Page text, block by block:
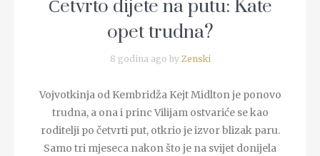
Četvrto dijete na putu: Kate
opet trudna?
8 godina ago by Zenski
Vojvotkinja od Kembridža Kejt Midlton je ponovo
trudna, a ona i princ Vilijam ostvariće se kao
roditelji po četvrti put, otkrio je izvor blizak paru.
Samo tri mjeseca nakon što je na svijet donijela